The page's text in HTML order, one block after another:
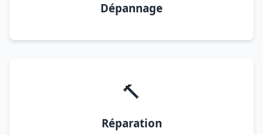
Dépannage
🔨
Réparation